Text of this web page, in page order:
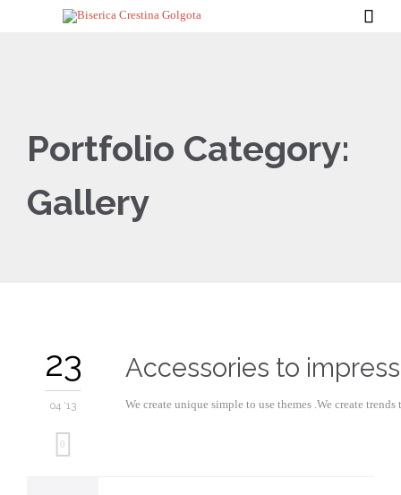

Portfolio Category:
Gallery
23
04 '13
Love
0
Accessories to impress
We create unique simple to use themes .We create